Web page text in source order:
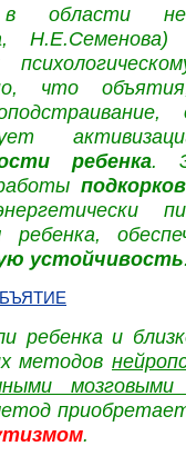
области
что
ребенка.
ребенка,
устойчивость
и
методов
мозговыми
.